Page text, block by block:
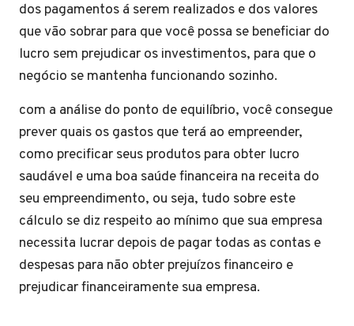
dos pagamentos á serem realizados e dos valores
que vão sobrar para que você possa se beneficiar do
lucro sem prejudicar os investimentos, para que o
negócio se mantenha funcionando sozinho.
com a análise do ponto de equilíbrio, você consegue
prever quais os gastos que terá ao empreender,
como precificar seus produtos para obter lucro
saudável e uma boa saúde financeira na receita do
seu empreendimento, ou seja, tudo sobre este
cálculo se diz respeito ao mínimo que sua empresa
necessita lucrar depois de pagar todas as contas e
despesas para não obter prejuízos financeiro e
prejudicar financeiramente sua empresa.